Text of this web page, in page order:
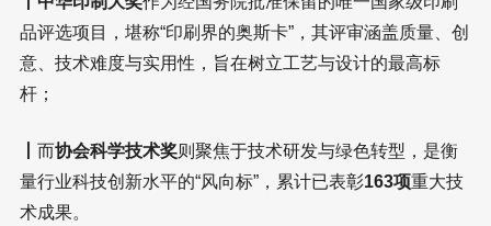
品评选项目，堪称“印刷界的奥斯卡”，其评审涵盖质量、创
意、技术难度与实用性，旨在树立工艺与设计的最高标
杆；
而协会科学技术奖则聚焦于技术研发与绿色转型，是衡
量行业科技创新水平的“风向标”，累计已表彰163项重大技
术成果。